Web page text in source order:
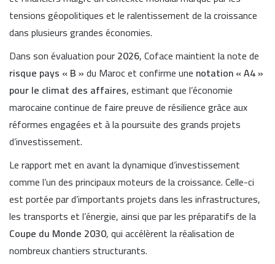
tensions géopolitiques et le ralentissement de la croissance
dans plusieurs grandes économies.
Dans son évaluation pour2026, Coface maintient la note de
risque pays « B »du Maroc et confirme une notation « A4 »
pour le climat des affaires, estimant que l’économie
marocaine continue de faire preuve de résilience grâce aux
réformes engagées et à la poursuite des grands projets
d’investissement.
Le rapport met en avant la dynamique d’investissement
comme l’un des principaux moteurs de la croissance. Celle-ci
est portée par d’importants projets dans les infrastructures,
les transports et l’énergie, ainsi que par les préparatifs de la
Coupe du Monde 2030, qui accélèrent la réalisation de
nombreux chantiers structurants.